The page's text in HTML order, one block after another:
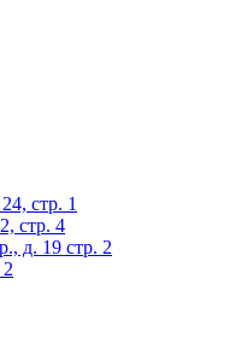
стр. 1
стр. 4
д. 19 стр. 2